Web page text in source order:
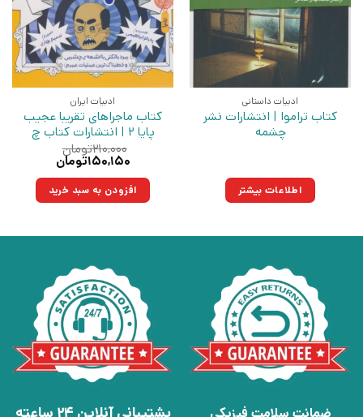
ادبیات داستانی
کتاب تراموا | انتشارات نشر
چشمه
اطلاعات بیشتر
ادبیات ایران
کتاب ماجراهای تقریبا عجیب
پایا 2 | انتشارات کتاب چ
۲۱۰,۰۰۰تومان
قیمت
۲۱۰,۰۰۰تومان
بود.
۱۵۰,۱۵۰تومان
۱۵۰,۱۵۰تومان.افزودن به سبد خرید